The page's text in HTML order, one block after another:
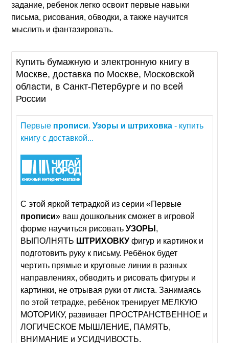
задание, ребенок легко освоит первые навыки
письма, рисования, обводки, а также научится
мыслить и фантазировать.
Купить бумажную и электронную книгу в
Москве, доставка по Москве, Московской
области, в Санкт-Петербурге и по всей
России
Первые прописи.Узоры и штриховка - купить
книгу с доставкой...
С этой яркой тетрадкой из серии «Первые
прописи» ваш дошкольник сможет в игровой
форме научиться рисоватьУЗОРЫ ,
ВЫПОЛНЯТЬ ШТРИХОВКУ фигур и картинок и
подготовить руку к письму. Ребёнок будет
чертить прямые и круговые линии в разных
направлениях, обводить и рисовать фигуры и
картинки, не отрывая руки от листа. Занимаясь
по этой тетрадке, ребёнок тренирует МЕЛКУЮ
МОТОРИКУ, развивает ПРОСТРАНСТВЕННОЕ и
ЛОГИЧЕСКОЕ МЫШЛЕНИЕ, ПАМЯТЬ,
ВНИМАНИЕ и УСИДЧИВОСТЬ.